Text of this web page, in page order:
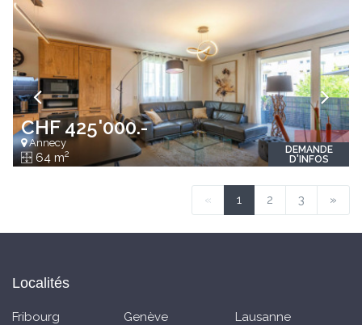
CHF 425'000.-
Annecy
64 m2
DEMANDE
D'INFOS
« 1 2 3 »
Localités
Fribourg Genève
Lausanne